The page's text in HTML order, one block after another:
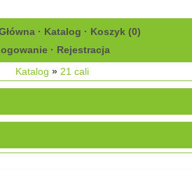
· Katalog · Koszyk (0)
· Rejestracja
Katalog » 21 cali